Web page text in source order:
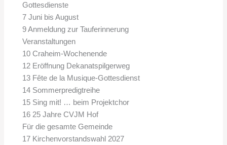
Gottesdienste
7 Juni bis August
9 Anmeldung zur Tauferinnerung
Veranstaltungen
10 Craheim-Wochenende
12 Eröffnung Dekanatspilgerweg
13 Fête de la Musique-Gottesdienst
14 Sommerpredigtreihe
15 Sing mit! … beim Projektchor
16 25 Jahre CVJM Hof
Für die gesamte Gemeinde
17 Kirchenvorstandswahl 2027